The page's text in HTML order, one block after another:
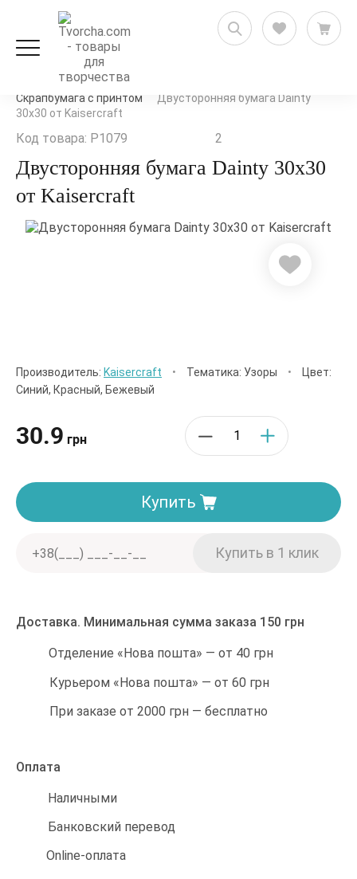
Скрапбукинг
Бумага для скрапбукинга
Скрапбумага с принтом
Двусторонняя бумага Dainty
30х30 от Kaisercraft
Код товара: P1079 2
Двусторонняя бумага Dainty 30х30
от Kaisercraft
Производитель: Kaisercraft • Тематика: Узоры •
Цвет:
Синий, Красный, Бежевый
30.9 грн
Купить
Доставка. Минимальная сумма заказа 150 грн
Отделение «Нова пошта» — от 40 грн
Курьером «Нова пошта» — от 60 грн
При заказе от 2000 грн — бесплатно
Оплата
Наличными
Банковский перевод
Online-оплата